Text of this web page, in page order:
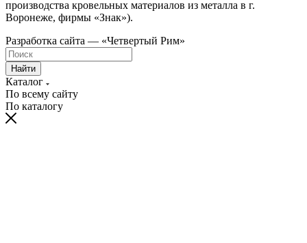
производства кровельных материалов из металла в г.
Воронеже, фирмы «Знак»).
Разработка сайта — «Четвертый Рим»
Найти
Каталог
По всему сайту
По каталогу